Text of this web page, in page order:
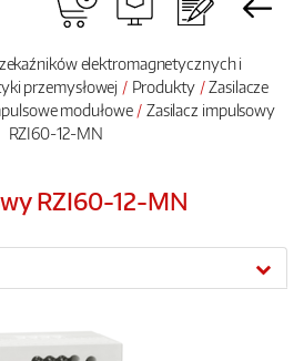
elektromagnetycznych i
przemysłowej
Produkty
Zasilacze
modułowe
Zasilacz impulsowy
RZI60-12-MN
RZI60-12-MN